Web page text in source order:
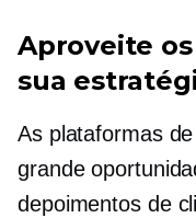
Aproveite
sua
As plataformas
grande
depoimentos de